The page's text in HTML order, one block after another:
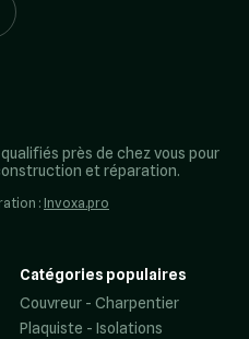
près de chez vous pour
et réparation.
: Invoxa.pro
Catégories populaires
Couvreur - Charpentier
Plaquiste - Isolations